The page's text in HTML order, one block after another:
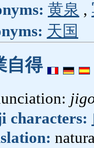
黄泉 ,
天国
自得
characters: